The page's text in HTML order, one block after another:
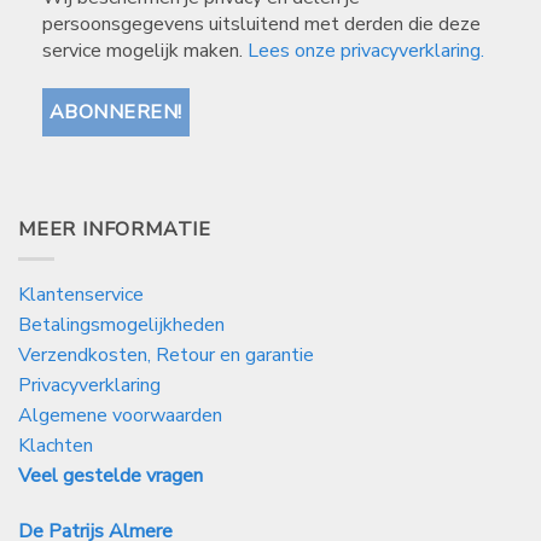
persoonsgegevens uitsluitend met derden die deze
service mogelijk maken. Lees onze privacyverklaring.
MEER INFORMATIE
Klantenservice
Betalingsmogelijkheden
Verzendkosten, Retour en garantie
Privacyverklaring
Algemene voorwaarden
Klachten
Veel gestelde vragen
De Patrijs Almere